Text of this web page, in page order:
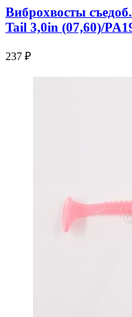
Виброхвосты
Tail 3,0in (07,60)/
237 ₽